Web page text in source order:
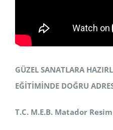
GÜZEL SANATLARA
EĞİTİMİNDE DOĞRU
T.C. M.E.B. Matador